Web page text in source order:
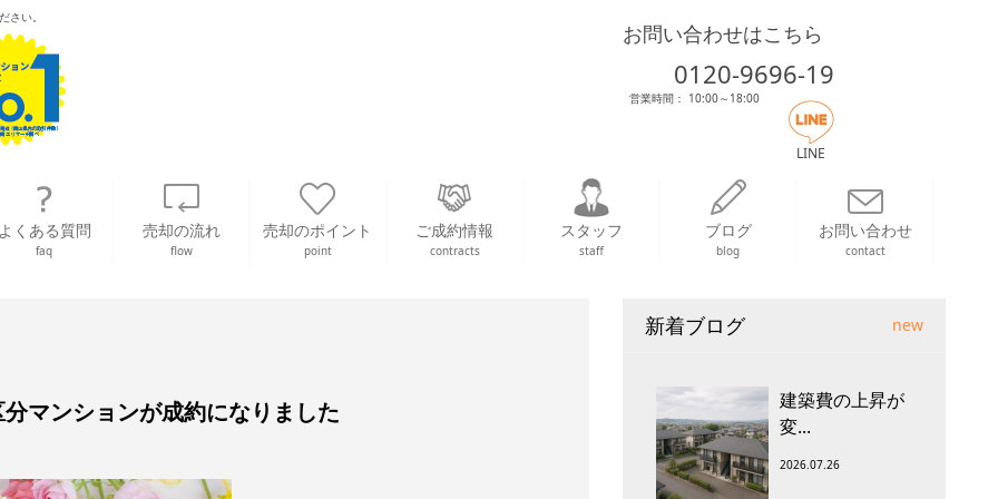
い。
お問い合わせはこちら
0120-9696-19
営業時間： 10:00～18:00
LINE
くある質問
faq
売却の流れ
flow
売却のポイント
point
ご成約情報
contracts
スタッフ
staff
ブログ
blog
お問い合わせ
contact
マンションが成約になりました
新着ブログ new
建築費の上昇が
変...
2026.07.26